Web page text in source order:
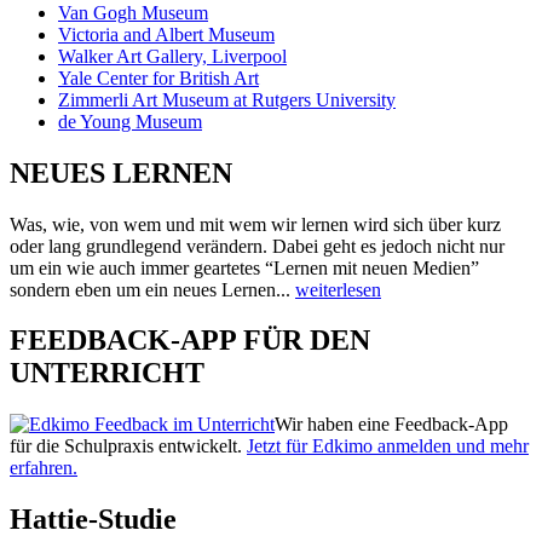
Van Gogh Museum
Victoria and Albert Museum
Walker Art Gallery, Liverpool
Yale Center for British Art
Zimmerli Art Museum at Rutgers University
de Young Museum
NEUES LERNEN
Was, wie, von wem und mit wem wir lernen wird sich über kurz
oder lang grundlegend verändern. Dabei geht es jedoch nicht nur
um ein wie auch immer geartetes “Lernen mit neuen Medien”
sondern eben um ein neues Lernen... weiterlesen
FEEDBACK-APP FÜR DEN
UNTERRICHT
Wir haben eine Feedback-App
für die Schulpraxis entwickelt. Jetzt für Edkimo anmelden und mehr
erfahren.
Hattie-Studie